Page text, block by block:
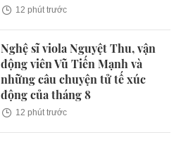
12 phút trước
Nghệ sĩ viola Nguyệt Thu, vận
động viên Vũ Tiến Mạnh và
những câu chuyện tử tế xúc
động của tháng 8
12 phút trước